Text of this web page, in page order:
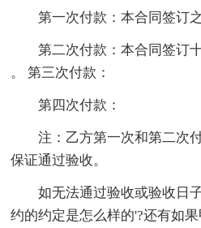
第一次付款：本合同签订
第二次付款：本合同签订
。 第三次付款：
第四次付款：
注：乙方第一次和第二次
保证通过验收。
如无法通过验收或验收日
约的约定是怎么样的'?还有如